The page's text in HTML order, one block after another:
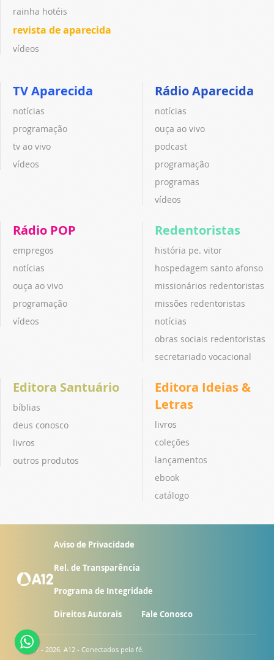
rainha hotéis
revista de aparecida
vídeos
TV Aparecida
notícias
programação
tv ao vivo
vídeos
Rádio Aparecida
notícias
ouça ao vivo
podcast
programação
programas
vídeos
Rádio POP
empregos
notícias
ouça ao vivo
programação
vídeos
Redentoristas
história pe. vitor
hospedagem santo afonso
missionários redentoristas
missões redentoristas
notícias
obras sociais redentoristas
secretariado vocacional
Editora Santuário
bíblias
deus conosco
livros
outros produtos
Editora Ideias &
Letras
livros
coleções
lançamentos
ebook
catálogo
Aviso de Privacidade
Rel. de Transparência
Programa de Integridade
Direitos Autorais Fale Conosco
© 2007 - 2026. A12 - Conectados pela fé.